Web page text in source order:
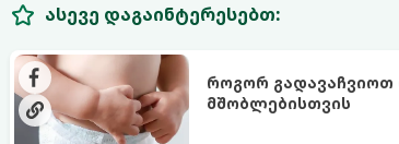
ასევე დაგაინტერესებთ:
როგორ გადავაჩვიოთ
მშობლებისთვის